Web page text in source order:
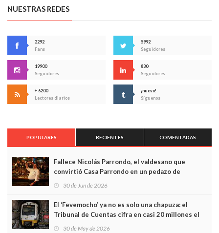
NUESTRAS REDES
2292
Fans
5992
Seguidores
19900
Seguidores
830
Seguidores
+ 6200
Lectores diarios
¡nuevo!
Síguenos
POPULARES RECIENTES COMENTADAS
Fallece Nicolás Parrondo, el valdesano que
convirtió Casa Parrondo en un pedazo de
Asturias en Madrid
30 de Jun de 2026
El ‘Fevemocho’ ya no es solo una chapuza: el
Tribunal de Cuentas cifra en casi 20 millones el
sobrecoste de los trenes que no cabían por los
30 de May de 2026